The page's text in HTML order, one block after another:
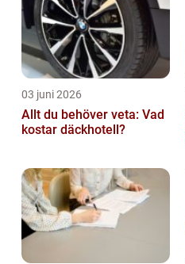
03 juni 2026
Allt du behöver veta: Vad
kostar däckhotell?